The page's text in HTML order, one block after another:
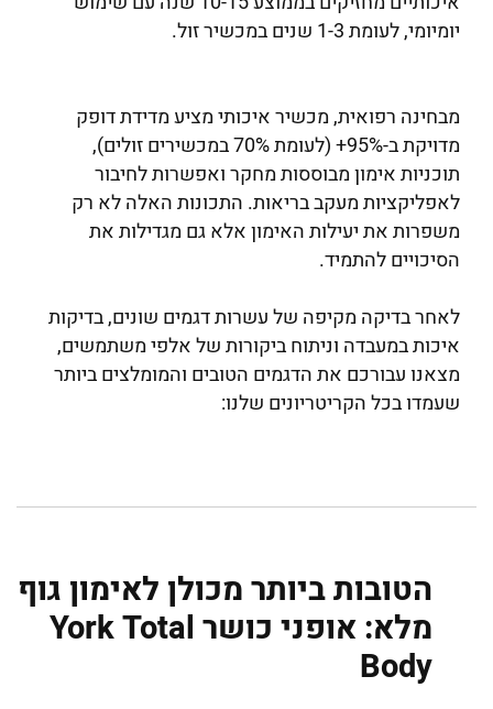
יומיומי, לעומת 1-3 שנים במכשיר זול.
מבחינה רפואית, מכשיר איכותי מציע מדידת דופק
מדויקת ב-95%+ (לעומת 70% במכשירים זולים),
תוכניות אימון מבוססות מחקר ואפשרות לחיבור
לאפליקציות מעקב בריאות. התכונות האלה לא רק
משפרות את יעילות האימון אלא גם מגדילות את
הסיכויים להתמיד.
לאחר בדיקה מקיפה של עשרות דגמים שונים, בדיקות
איכות במעבדה וניתוח ביקורות של אלפי משתמשים,
מצאנו עבורכם את הדגמים הטובים והמומלצים ביותר
שעמדו בכל הקריטריונים שלנו:
הטובות ביותר מכולן לאימון גוף
מלא: אופני כושר York Total
Body